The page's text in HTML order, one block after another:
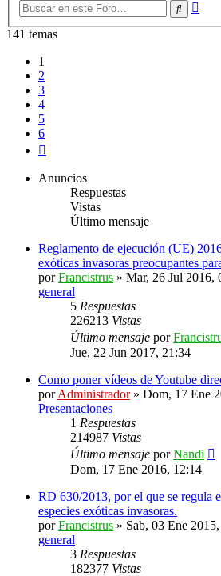
Buscar
141 temas
1
2
3
4
5
6
Anuncios
Respuestas
Vistas
Último mensaje
Reglamento de ejecución (UE)
exóticas invasoras preocupantes
porFrancistrus » Mar, 26 Jul 2016,
general
5 Respuestas
226213 Vistas
Último mensaje por
Jue, 22 Jun 2017, 21:34
Como poner vídeos de Youtube
porAdministrador» Dom, 17 Ene
Presentaciones
1 Respuestas
214987 Vistas
Último mensaje porNandi
Dom, 17 Ene 2016, 12:14
RD 630/2013, por el que se regula
especies exóticas invasoras.
porFrancistrus » Sab, 03 Ene
general
3 Respuestas
182377 Vistas